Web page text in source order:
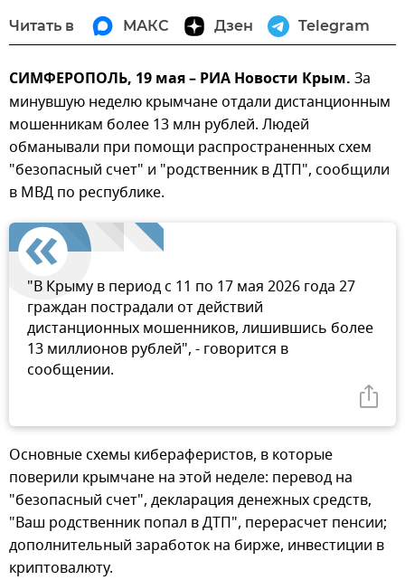
Читать в МАКС Дзен Telegram
СИМФЕРОПОЛЬ, 19 мая – РИА Новости Крым. За
минувшую неделю крымчане отдали дистанционным
мошенникам более 13 млн рублей. Людей
обманывали при помощи распространенных схем
"безопасный счет" и "родственник в ДТП", сообщили
в МВД по республике.
"В Крыму в период с 11 по 17 мая 2026 года 27
граждан пострадали от действий
дистанционных мошенников, лишившись более
13 миллионов рублей", - говорится в
сообщении.
Основные схемы кибераферистов, в которые
поверили крымчане на этой неделе: перевод на
"безопасный счет", декларация денежных средств,
"Ваш родственник попал в ДТП", перерасчет пенсии;
дополнительный заработок на бирже, инвестиции в
криптовалюту.